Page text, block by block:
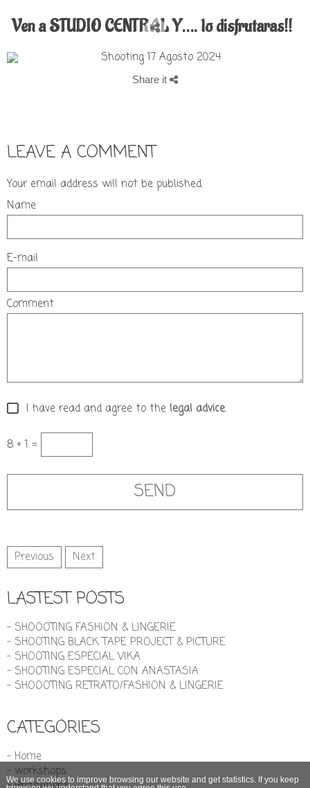
Ven a STUDIO CENTRAL Y…. lo disfrutaras!!
Share it
LEAVE A COMMENT
Your email address will not be published.
Name
E-mail
Comment
I have read and agree to the legal advice.
8 + 1 =
Previous Next
LASTEST POSTS
- SHOOOTING FASHION & LINGERIE
- SHOOTING BLACK TAPE PROJECT & PICTURE
- SHOOTING ESPECIAL VIKA
- SHOOTING ESPECIAL CON ANASTASIA
- SHOOOTING RETRATO/FASHION & LINGERIE
CATEGORIES
- Home
- workshops
We use cookies to improve browsing our website and get statistics. If you keep